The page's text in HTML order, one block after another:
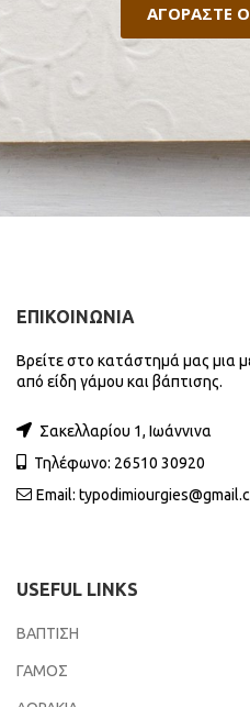
ΑΓΟΡΑΣΤΕ
ΕΠΙΚΟΙΝΩΝΙΑ
Βρείτε στο κατάστημά μας μια
από είδη γάμου και βάπτισης.
Σακελλαρίου 1, Ιωάννινα
Τηλέφωνο: 26510 30920
Email:
USEFUL LINKS
ΒΑΠΤΙΣΗ
ΓΑΜΟΣ